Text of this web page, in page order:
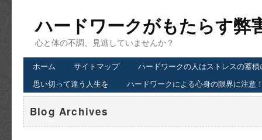
ハードワークがもたらす弊
心と体の不調、見逃していませんか？
ホーム サイトマップ
ハードワークの人はストレスの蓄
思い切って違う人生を
ハードワークによる心身の限界に注意
Blog Archives